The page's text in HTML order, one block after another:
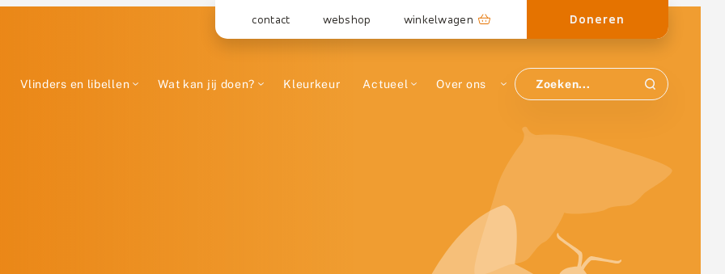
contact webshop winkelwagen Doneren
Vlinders en libellen Wat kan jij doen? Kleurkeur Actueel Over ons